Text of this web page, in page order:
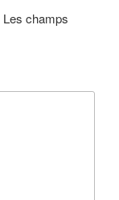
Les champs